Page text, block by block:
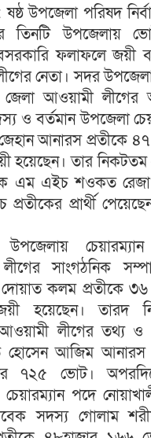
ষষ্ঠ উপজেলা পরিষদ
তিনটি উপজেলায়
ফলাফলে জয়ী
নেতা। সদর
জেলা আওয়ামী লীগের
ও বর্তমান উপজেলা
জেহান আনারস প্রতীকে
হয়েছেন। তার নিকটতম
এম এইচ শওকত
প্রতীকের প্রার্থী
উপজেলায়
সাংগঠনিক
দোয়াত কলম প্রতীকে
হয়েছেন। তারদ
লীগের তথ্য ও
হোসেন আজিম আনারস
৭২৫ ভোট।
পদে
সদস্য গোলাম